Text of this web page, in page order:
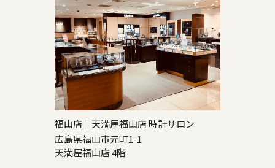
福山店｜天満屋福山店 時計サロン
広島県福山市元町1-1
天満屋福山店 4階